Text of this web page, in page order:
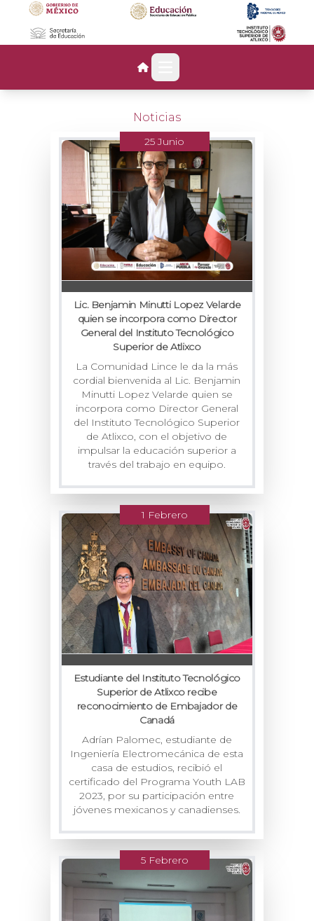
Noticias
25 Junio
Lic. Benjamin Minutti Lopez Velarde
quien se incorpora como Director
General del Instituto Tecnológico
Superior de Atlixco
La Comunidad Lince le da la más
cordial bienvenida al Lic. Benjamin
Minutti Lopez Velarde quien se
incorpora como Director General
del Instituto Tecnológico Superior
de Atlixco, con el objetivo de
impulsar la educación superior a
través del trabajo en equipo.
1 Febrero
Estudiante del Instituto Tecnológico
Superior de Atlixco recibe
reconocimiento de Embajador de
Canadá
Adrían Palomec, estudiante de
Ingeniería Electromecánica de esta
casa de estudios, recibió el
certificado del Programa Youth LAB
2023, por su participación entre
jóvenes mexicanos y canadienses.
5 Febrero